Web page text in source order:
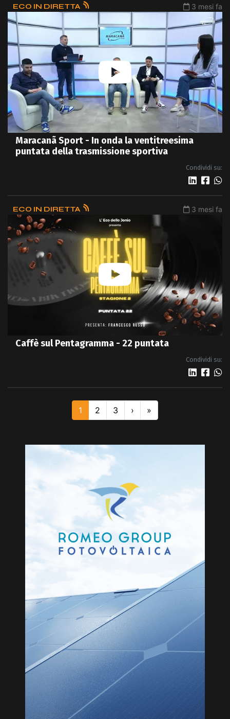
ECO IN DIRETTA 3 mesi fa
Maracanã Sport - In onda la ventitreesima
puntata della trasmissione sportiva
Condividi su:
ECO IN DIRETTA 3 mesi fa
Caffè sul Pentagramma - 22 puntata
Condividi su:
1 2 3 › »